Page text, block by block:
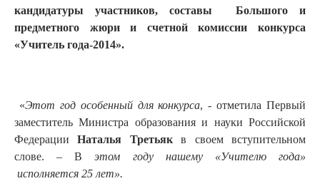
кандидатуры участников, составы Большого и
предметного жюри и счетной комиссии конкурса
«Учитель года-2014».
«Этот год особенный для конкурса, - отметила Первый
заместитель Министра образования и науки Российской
ФедерацииНаталья Третьякв своем вступительном
слове. – Вэтом году нашему «Учителю года»
исполняется 25 лет».